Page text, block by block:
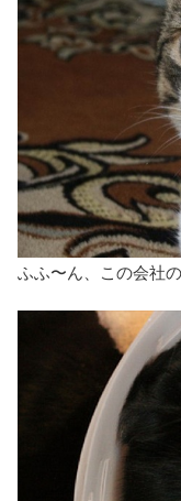
ふふ〜ん、この会社